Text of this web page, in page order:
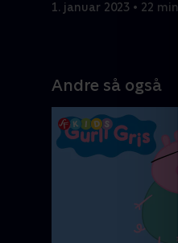
1. januar 2023 • 22 min
Andre så også